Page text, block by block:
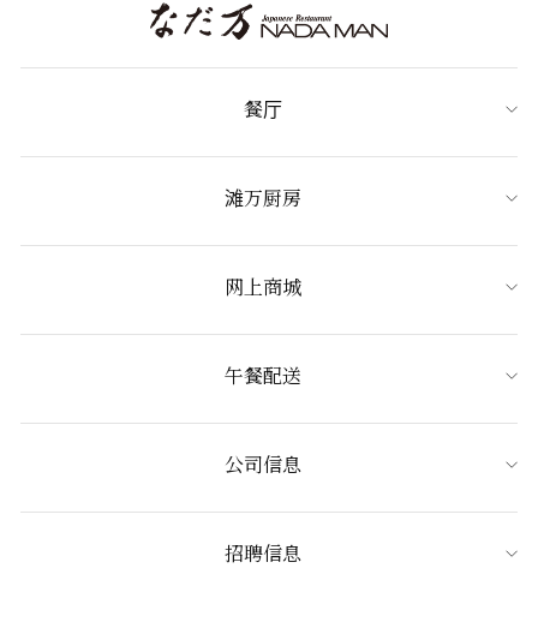
餐厅
滩万厨房
网上商城
午餐配送
公司信息
招聘信息